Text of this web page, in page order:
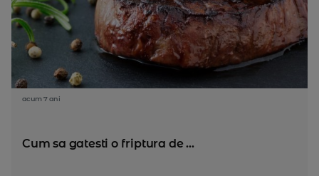
acum 7 ani
Cum sa gatesti o friptura de ...